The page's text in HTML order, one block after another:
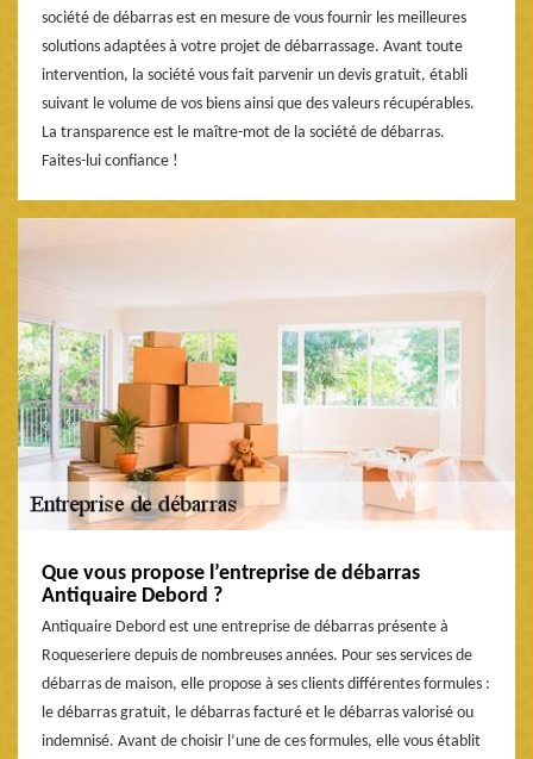
société de débarras est en mesure de vous fournir les meilleures
solutions adaptées à votre projet de débarrassage. Avant toute
intervention, la société vous fait parvenir un devis gratuit, établi
suivant le volume de vos biens ainsi que des valeurs récupérables.
La transparence est le maître-mot de la société de débarras.
Faites-lui confiance !
Que vous propose l’entreprise de débarras
Antiquaire Debord ?
Antiquaire Debord est une entreprise de débarras présente à
Roqueseriere depuis de nombreuses années. Pour ses services de
débarras de maison, elle propose à ses clients différentes formules :
le débarras gratuit, le débarras facturé et le débarras valorisé ou
indemnisé. Avant de choisir l’une de ces formules, elle vous établit